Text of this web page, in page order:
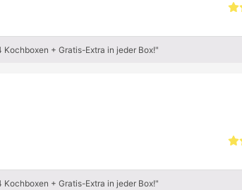
+ Gratis-Extra in jeder Box!"
+ Gratis-Extra in jeder Box!"